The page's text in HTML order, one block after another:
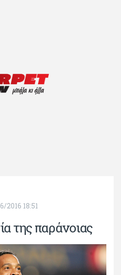
2016 18:51
της παράνοιας